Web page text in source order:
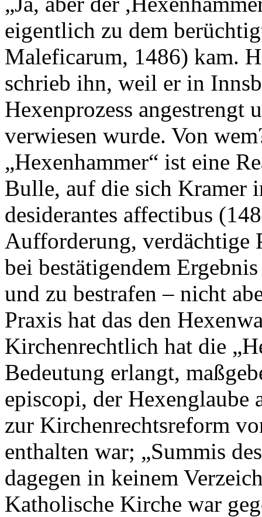
eigentlich zu dem
Maleficarum, 1486) kam.
schrieb ihn, weil er in
Hexenprozess angestrengt
verwiesen wurde. Von
„Hexenhammer“ ist eine
Bulle, auf die sich Kramer
desiderantes affectibus
Aufforderung, verdächtige
bei bestätigendem
und zu bestrafen – nicht
Praxis hat das den
Kirchenrechtlich hat die
Bedeutung erlangt,
episcopi, der
zur Kirchenrechtsreform
enthalten war; „Summis
dagegen in keinem
Katholische Kirche war